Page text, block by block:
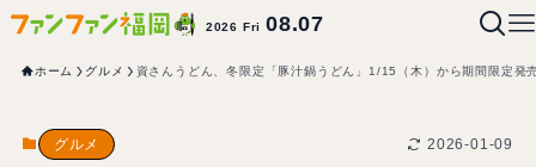
2026 Fri08.07
ホーム グルメ 資さんうどん、冬限定「豚汁鍋うどん」1/15（木）から期間限定
グルメ 2026-01-09